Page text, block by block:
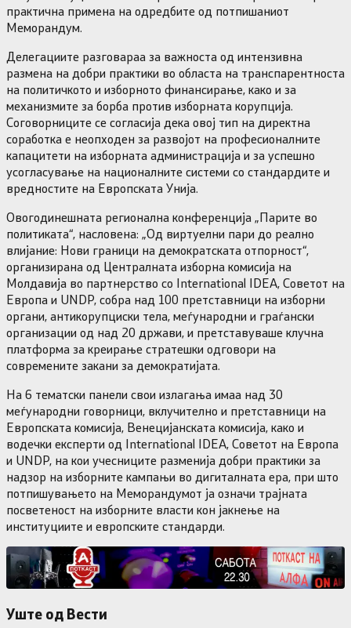
практична примена на одредбите од потпишаниот
Меморандум.
Делегациите разговараа за важноста од интензивна
размена на добри практики во областа на транспарентноста
на политичкото и изборното финансирање, како и за
механизмите за борба против изборната корупција.
Соговорниците се согласија дека овој тип на директна
соработка е неопходен за развојот на професионалните
капацитети на изборната администрација и за успешно
усогласување на националните системи со стандардите и
вредностите на Европската Унија.
Овогодинешната регионална конференција „Парите во
политиката“, насловена: „Од виртуелни пари до реално
влијание: Нови граници на демократската отпорност“,
организирана од Централната изборна комисија на
Молдавија во партнерство со International IDEA, Советот на
Европа и UNDP, собра над 100 претставници на изборни
органи, антикорупциски тела, меѓународни и граѓански
организации од над 20 држави, и претставуваше клучна
платформа за креирање стратешки одговори на
современите закани за демократијата.
На 6 тематски панели свои излагања имаа над 30
меѓународни говорници, вклучително и претставници на
Европската комисија, Венецијанската комисија, како и
водечки експерти од International IDEA, Советот на Европа
и UNDP, на кои учесниците разменија добри практики за
надзор на изборните кампањи во дигиталната ера, при што
потпишувањето на Меморандумот ја означи трајната
посветеност на изборните власти кон јакнење на
институциите и европските стандарди.
Уште од Вести